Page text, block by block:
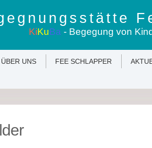
KiKuBa - Begegung von
ÜBER UNS FEE SCHLAPPER